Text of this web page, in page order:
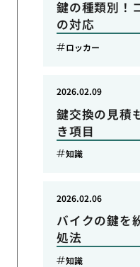
鍵の種類別！
の対応
ロッカー
鍵交換の見積
き項目
2026.02.09
知識
バイクの鍵を
処法
2026.02.06
知識